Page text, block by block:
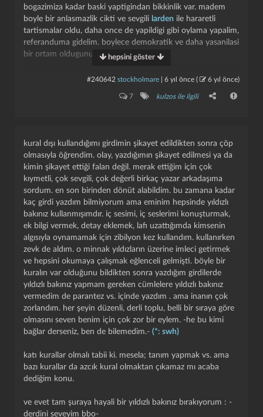
bogazimiza kadar baski yaptigindan bikkinlik var. madem
boyle bir anlasmazlik cikti ve sevgili larden ile hararetli
tartismalar oldu, daha once de yapildigi gibi oylama yapalim,
referanduma gidelim. boylece demokratik ve daha yasanilasi
bir ortam oldugunu kanitlayalim.
her fav +1 anlamina gelir, elleriniz dert gormesin dostlar.
parantezlerle isi goturecegiz), bkz gbkz'ye cevrildi ancak
klavyemde $ harfi olmadigindan yeni kurallara gore entrym
silinecekmis. yani eger turkce karakter kullanmamak suc ise
cezami rahatlikla kesebilirsiniz larden ve@canarslan12
beyler. ayrica bana kalirsa bu da bir bug. bunu kural olarak
dikte edilmesinden ziyade tiklanildiginda orijinal basliga
goturse bence daha hos olurdu ama siz bilirsiniz tabii ki,
sozluk sizin ne de olsa.
edit 2: yine @mangetsutarafindanyıldız savaşlarıolarak
mesaj olarak gonderildi ve kopyalayip yapistirdim. ancak
bunu her entryde yapmak cok yorucu olacagindan sanirim
bkz'siz yavan entryler girecegim. simdi bu durum sozlugun
kalitesini dusurmeyecek mi?
hepsini göster
#240642 stockholmare 6 yıl önce ( 6 yıl önce)
7 kulzos ile ilgili
kural dışı kullandığımı girdimin şikayet edildikten sonra çöp
olmasıyla öğrendim. olay, yazdığımın şikayet edilmesi ya da
kimin şikayet ettiği falan değil. merak ettiğim için çok
kıymetli, çok sevgili, çok değerli birkaç yazar arkadaşıma
sordum. en son birinden dönüt alabildim. bu zamana kadar
kaç girdi yazdım bilmiyorum ama eminim hepsinde yıldızlı
bakınız kullanmışımdır. iç sesimi, iç seslerimi konuşturmak,
ek bilgi vermek, detay eklemek, lafı uzattığımda kimsenin
algısıyla oynamamak için zibilyon kez kullandım. kullanırken
zevk de aldım. o minnak yıldızların üzerine imleci getirmek
ve hepsini okumaya çalışmak eğlenceli gelmişti. böyle bir
kuralın var olduğunu bildikten sonra yazdığım girdilerde
yıldızlı bakınız yapmam gereken cümlelere yıldızlı bakınız
vermedim de parantez vs. içinde yazdım . ama inanın çok
zorlandım. her şeyin düzenli, derli toplu, belli bir sıraya göre
olmasını seven benim için çok zor bir eylem. -he bu kimi
bağlar derseniz, ben de bilemedim.- (*: swh)
katı kurallar olmalı tabii ki. mesela; tanım yapmak vs. ama
bazı kurallar da azcık kural olmaktan çıkamaz mı acaba
dediğim konu.
ve evet tam şuraya hayali bir yıldızlı bakınız bırakıyorum : -
derdini seveyim bbo-
kapat kaydet